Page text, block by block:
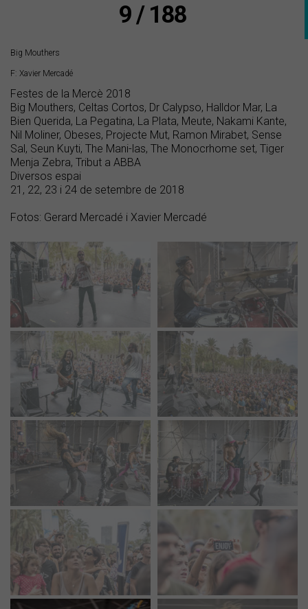
9 / 188
Big Mouthers
F: Xavier Mercadé
Festes de la Mercè 2018
Big Mouthers, Celtas Cortos, Dr Calypso, Halldor Mar, La
Bien Querida, La Pegatina, La Plata, Meute, Nakami Kante,
Nil Moliner, Obeses, Projecte Mut, Ramon Mirabet, Sense
Sal, Seun Kuyti, The Mani-las, The Monocrhome set, Tiger
Menja Zebra, Tribut a ABBA
Diversos espai
21, 22, 23 i 24 de setembre de 2018
Fotos: Gerard Mercadé i Xavier Mercadé